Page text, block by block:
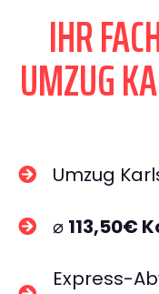
IHR
UMZUG
Umzug
⌀ 113,50€
Express-